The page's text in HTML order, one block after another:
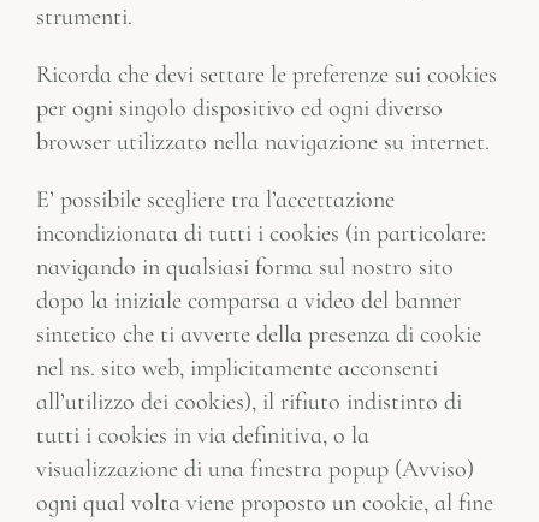
strumenti.
Ricorda che devi settare le preferenze sui cookies
per ogni singolo dispositivo ed ogni diverso
browser utilizzato nella navigazione su internet.
E’ possibile scegliere tra l’accettazione
incondizionata di tutti i cookies (in particolare:
navigando in qualsiasi forma sul nostro sito
dopo la iniziale comparsa a video del banner
sintetico che ti avverte della presenza di cookie
nel ns. sito web, implicitamente acconsenti
all’utilizzo dei cookies), il rifiuto indistinto di
tutti i cookies in via definitiva, o la
visualizzazione di una finestra popup (Avviso)
ogni qual volta viene proposto un cookie, al fine